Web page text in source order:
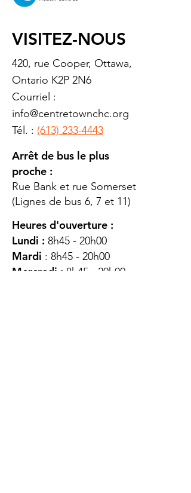
VISITEZ-NOUS
420, rue Cooper, Ottawa,
Ontario K2P 2N6
Courriel :
info@centretownchc.org
Tél. : (613) 233-4443
Arrêt de bus le plus
proche :
Rue Bank et rue Somerset
(Lignes de bus 6, 7 et 11)
Heures d'ouverture :
Lundi : 8h45 - 20h00
Mardi : 8h45 - 20h00
Mercredi : 8h45 - 20h00